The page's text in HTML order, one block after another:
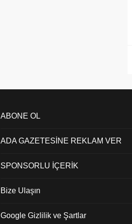
ABONE OL
ADA GAZETESİNE REKLAM VER
SPONSORLU İÇERİK
Bize Ulaşın
Google Gizlilik ve Şartlar